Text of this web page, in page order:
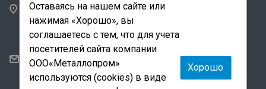
Санкт-Петербург,
ул. Трефолева, д.2
лит. АБ
sale@mmetalloprom.ru
snab@mmetalloprom.ru
Оставаясь на нашем сайте или
нажимая «Хорошо», вы
соглашаетесь с тем, что для учета
посетителей сайта компании
ООО«Металлопром»
используются (cookies) в виде
Хорошо